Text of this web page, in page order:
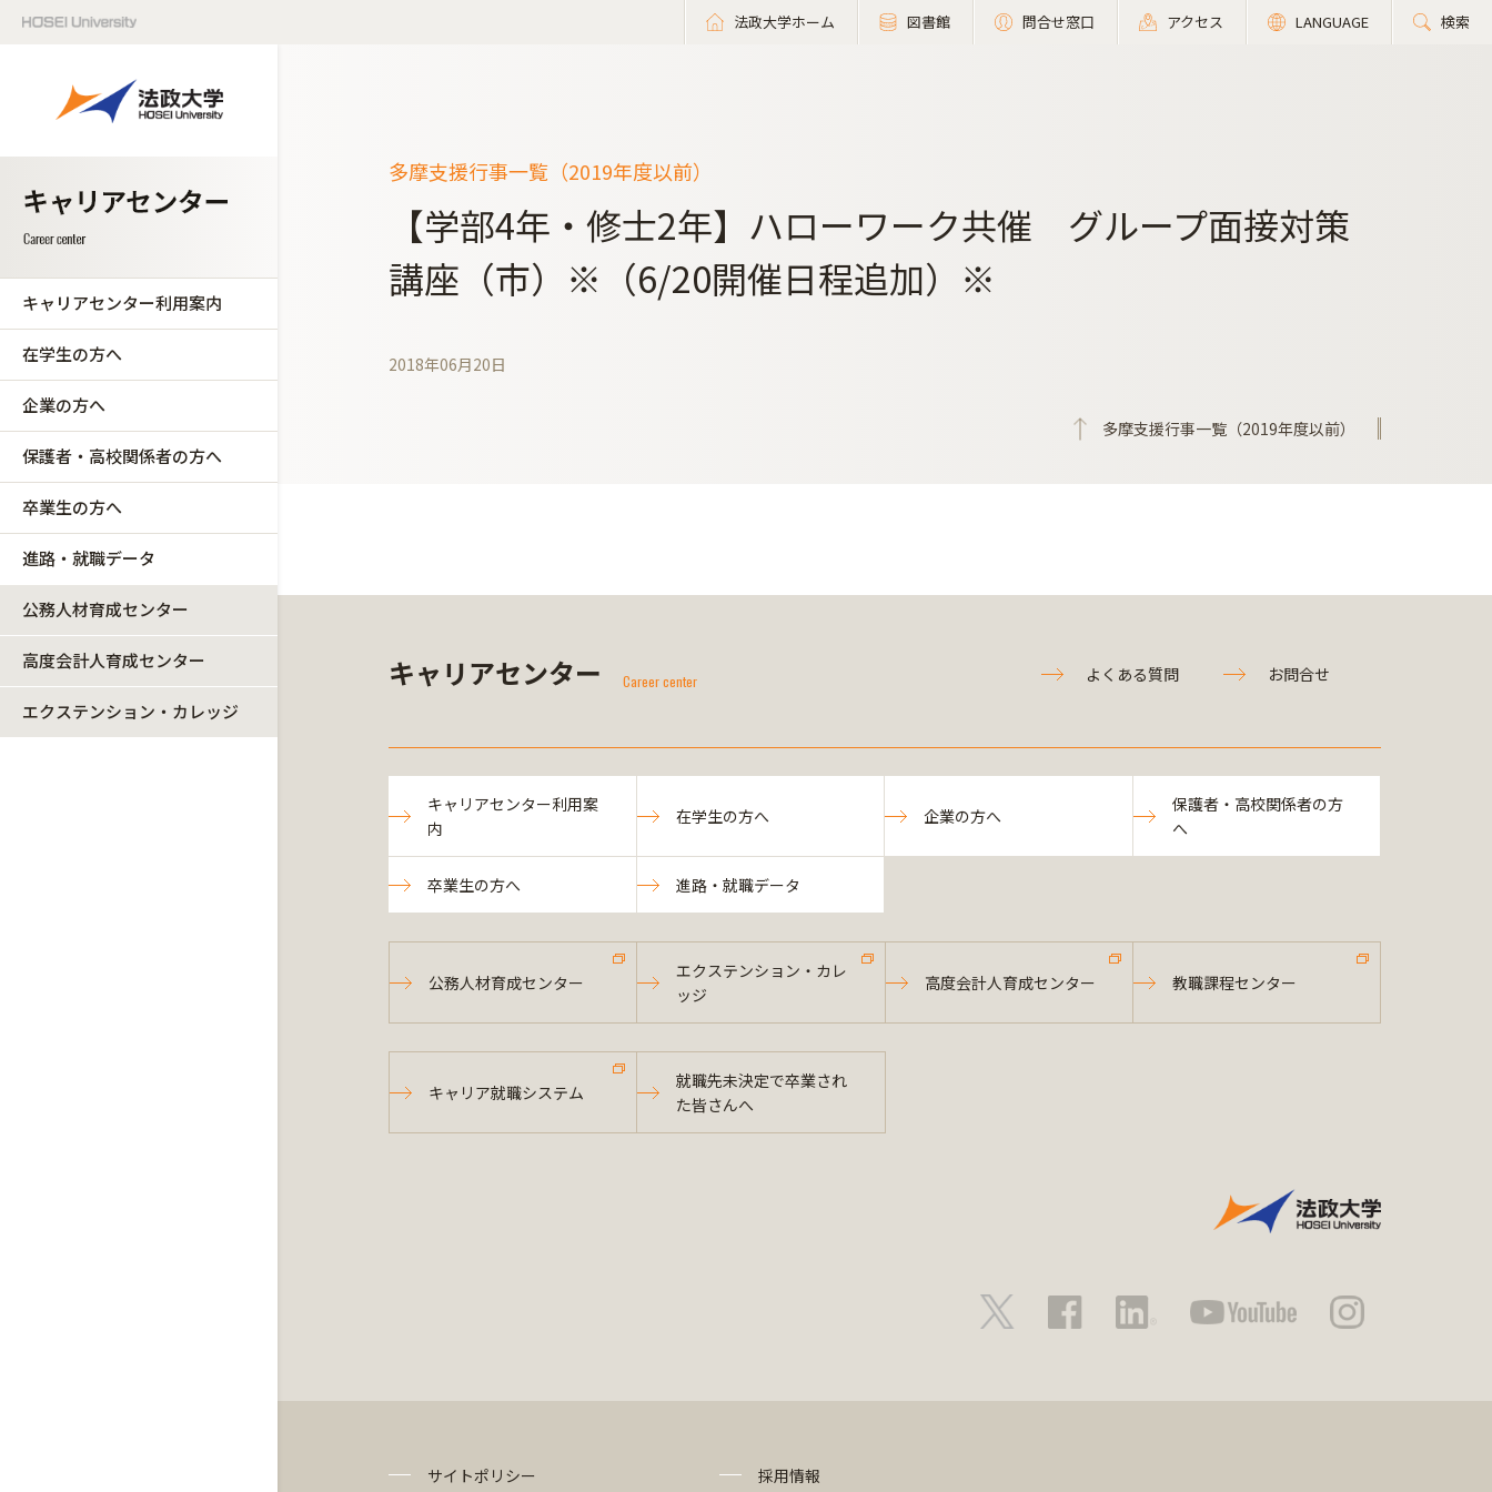
法政大学ホーム 図書館 問合せ窓口 アクセス LANGUAGE 検索
キャリアセンター利用案内
在学生の方へ
企業の方へ
保護者・高校関係者の方へ
卒業生の方へ
進路・就職データ
公務人材育成センター
高度会計人育成センター
エクステンション・カレッジ
多摩支援行事一覧（2019年度以前）
【学部4年・修士2年】ハローワーク共催 グループ面接対策
講座（市）※（6/20開催日程追加）※
2018年06月20日
多摩支援行事一覧（2019年度以前）
キャリアセンター Career center よくある質問 お問合せ
キャリアセンター利用案
内
在学生の方へ 企業の方へ
保護者・高校関係者の方
へ
卒業生の方へ 進路・就職データ
公務人材育成センター
エクステンション・カレ
ッジ
高度会計人育成センター 教職課程センター
キャリア就職システム
就職先未決定で卒業され
た皆さんへ
サイトポリシー 採用情報